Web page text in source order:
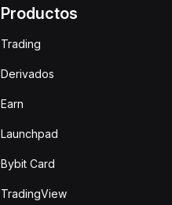
Productos
Trading
Derivados
Earn
Launchpad
Bybit Card
TradingView